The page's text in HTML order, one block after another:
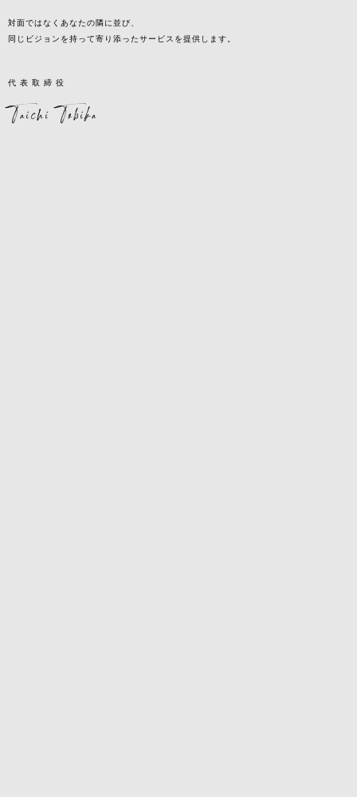
対面ではなくあなたの隣に並び、
同じビジョンを持って寄り添ったサービスを提供します。
代表取締役
Taichi Tobika